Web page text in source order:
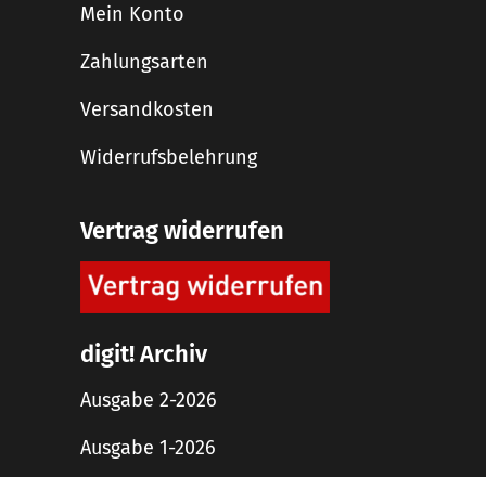
Mein Konto
Zahlungsarten
Versandkosten
Widerrufsbelehrung
Vertrag widerrufen
digit! Archiv
Ausgabe 2-2026
Ausgabe 1-2026